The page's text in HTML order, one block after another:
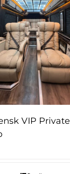
VIP Private